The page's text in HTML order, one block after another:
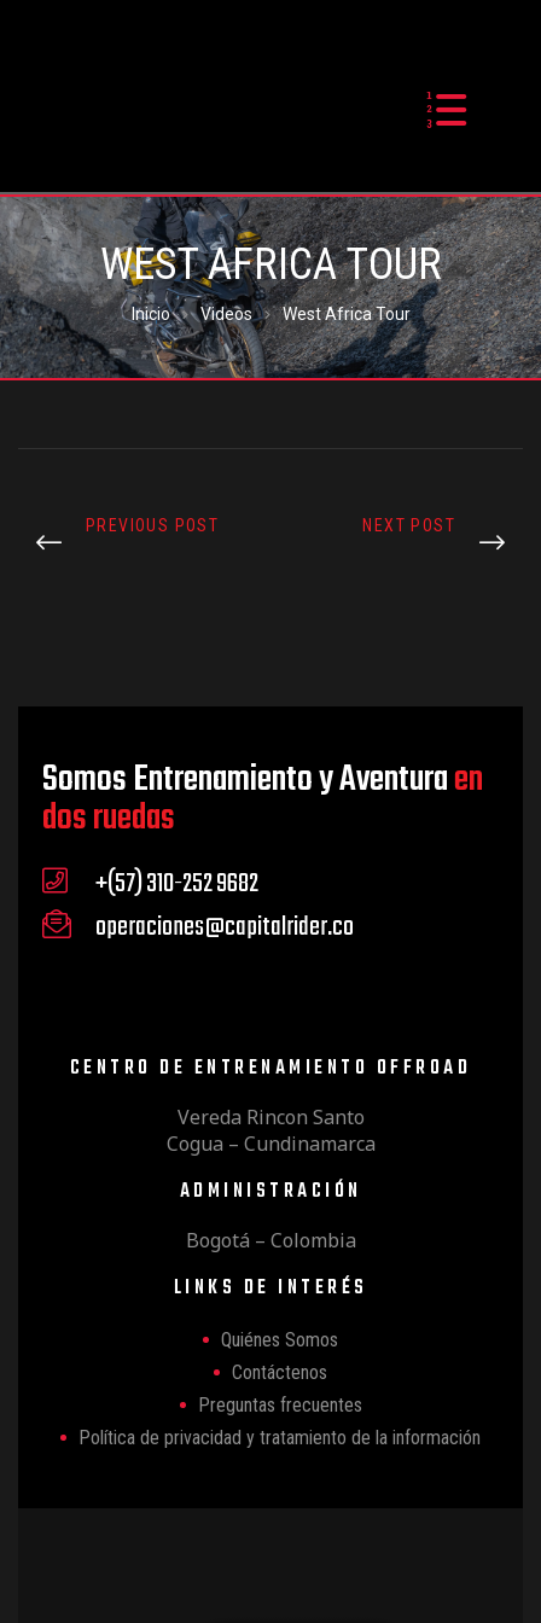
WEST AFRICA TOUR
Inicio Videos West Africa Tour
PREVIOUS POST NEXT POST
Somos Entrenamiento y Aventuraen
dos ruedas
+(57) 310-252 9682
operaciones@capitalrider.co
CENTRO DE ENTRENAMIENTO OFFROAD
Vereda Rincon Santo
Cogua – Cundinamarca
ADMINISTRACIÓN
Bogotá – Colombia
LINKS DE INTERÉS
Quiénes Somos
Contáctenos
Preguntas frecuentes
Política de privacidad y tratamiento de la información